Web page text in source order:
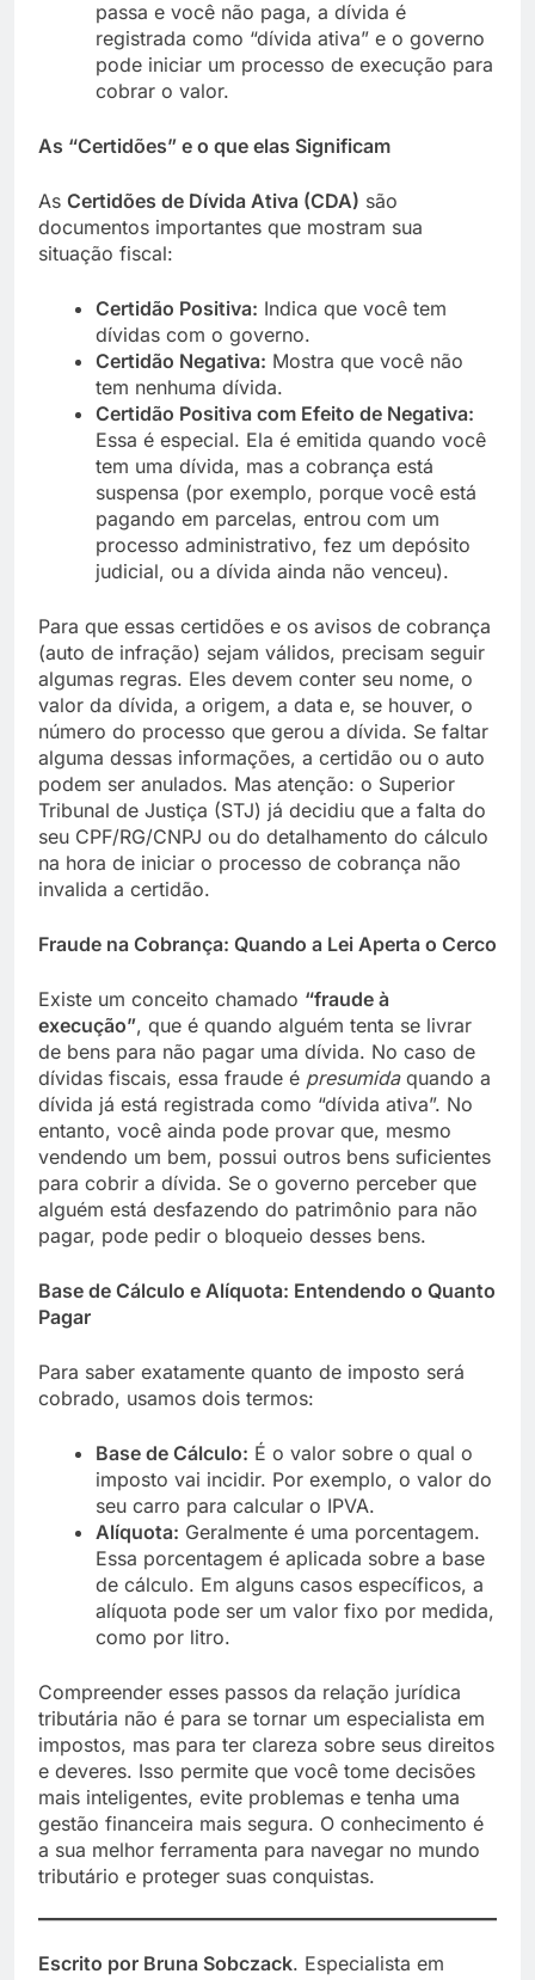
passa e você não paga, a dívida é
registrada como “dívida ativa” e o governo
pode iniciar um processo de execução para
cobrar o valor.
As “Certidões” e o que elas Significam
As Certidões de Dívida Ativa (CDA) são
documentos importantes que mostram sua
situação fiscal:
Certidão Positiva: Indica que você tem
dívidas com o governo.
Certidão Negativa: Mostra que você não
tem nenhuma dívida.
Certidão Positiva com Efeito de Negativa:
Essa é especial. Ela é emitida quando você
tem uma dívida, mas a cobrança está
suspensa (por exemplo, porque você está
pagando em parcelas, entrou com um
processo administrativo, fez um depósito
judicial, ou a dívida ainda não venceu).
Para que essas certidões e os avisos de cobrança
(auto de infração) sejam válidos, precisam seguir
algumas regras. Eles devem conter seu nome, o
valor da dívida, a origem, a data e, se houver, o
número do processo que gerou a dívida. Se faltar
alguma dessas informações, a certidão ou o auto
podem ser anulados. Mas atenção: o Superior
Tribunal de Justiça (STJ) já decidiu que a falta do
seu CPF/RG/CNPJ ou do detalhamento do cálculo
na hora de iniciar o processo de cobrança não
invalida a certidão.
Fraude na Cobrança: Quando a Lei Aperta o Cerco
Existe um conceito chamado “fraude à
execução”, que é quando alguém tenta se livrar
de bens para não pagar uma dívida. No caso de
dívidas fiscais, essa fraude é presumidaquando a
dívida já está registrada como “dívida ativa”. No
entanto, você ainda pode provar que, mesmo
vendendo um bem, possui outros bens suficientes
para cobrir a dívida. Se o governo perceber que
alguém está desfazendo do patrimônio para não
pagar, pode pedir o bloqueio desses bens.
Base de Cálculo e Alíquota: Entendendo o Quanto
Pagar
Para saber exatamente quanto de imposto será
cobrado, usamos dois termos:
Base de Cálculo: É o valor sobre o qual o
imposto vai incidir. Por exemplo, o valor do
seu carro para calcular o IPVA.
Alíquota: Geralmente é uma porcentagem.
Essa porcentagem é aplicada sobre a base
de cálculo. Em alguns casos específicos, a
alíquota pode ser um valor fixo por medida,
como por litro.
Compreender esses passos da relação jurídica
tributária não é para se tornar um especialista em
impostos, mas para ter clareza sobre seus direitos
e deveres. Isso permite que você tome decisões
mais inteligentes, evite problemas e tenha uma
gestão financeira mais segura. O conhecimento é
a sua melhor ferramenta para navegar no mundo
tributário e proteger suas conquistas.
Escrito por Bruna Sobczack. Especialista em